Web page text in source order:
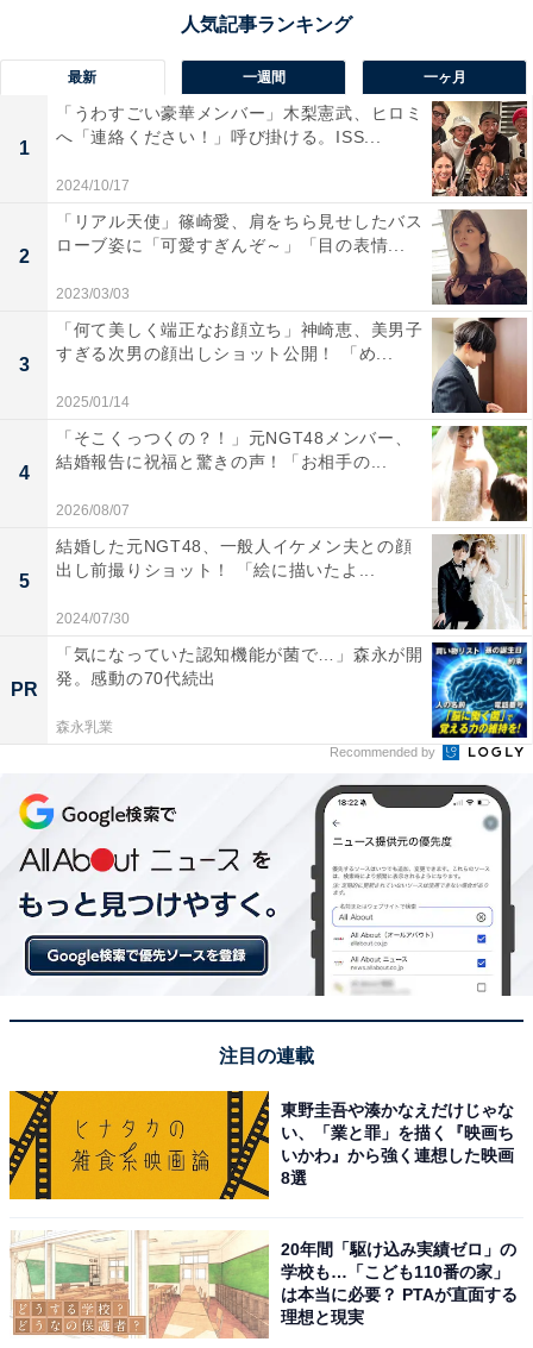
最新 一週間 一ヶ月
1
「うわすごい豪華メンバー」木梨憲武、ヒロミ
へ「連絡ください！」呼び掛ける。ISS...
2024/10/17
2
「リアル天使」篠崎愛、肩をちら見せしたバス
ローブ姿に「可愛すぎんぞ～」「目の表情...
2023/03/03
3
「何て美しく端正なお顔立ち」神崎恵、美男子
すぎる次男の顔出しショット公開！ 「め...
2025/01/14
4
「そこくっつくの？！」元NGT48メンバー、
結婚報告に祝福と驚きの声！「お相手の...
2026/08/07
5
結婚した元NGT48、一般人イケメン夫との顔
出し前撮りショット！ 「絵に描いたよ...
2024/07/30
PR
「気になっていた認知機能が菌で…」森永が開
発。感動の70代続出
森永乳業
Recommended by
注目の連載
東野圭吾や湊かなえだけじゃな
い、「業と罪」を描く『映画ち
いかわ』から強く連想した映画
8選
20年間「駆け込み実績ゼロ」の
学校も…「こども110番の家」
は本当に必要？ PTAが直面する
理想と現実